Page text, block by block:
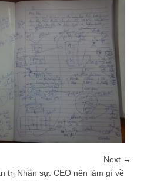
Next →
trị Nhân sự: CEO nên làm gì về